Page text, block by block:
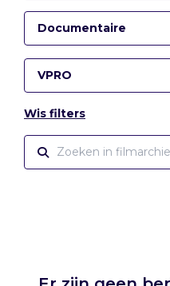
Documentaire
VPRO
Wis filters